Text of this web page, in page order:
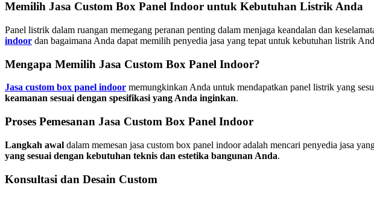
Memilih Jasa Custom Box Panel Indoor untuk Kebutuhan Listrik Anda
Panel listrik dalam ruangan memegang peranan penting dalam menjaga keandalan dan
indoor dan bagaimana Anda dapat memilih penyedia jasa yang tepat untuk kebutuhan listrik
Mengapa Memilih Jasa Custom Box Panel Indoor?
Jasa custom box panel indoor memungkinkan Anda untuk mendapatkan panel listrik yang
keamanan sesuai dengan spesifikasi yang Anda inginkan.
Proses Pemesanan Jasa Custom Box Panel Indoor
Langkah awal dalam memesan jasa custom box panel indoor adalah mencari penyedia jasa
yang sesuai dengan kebutuhan teknis dan estetika bangunan Anda.
Konsultasi dan Desain Custom